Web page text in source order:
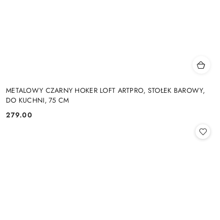
METALOWY CZARNY HOKER LOFT ARTPRO, STOŁEK BAROWY,
DO KUCHNI, 75 CM
Cena:
279.00